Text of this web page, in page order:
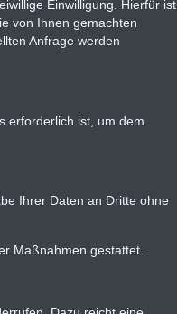
Einwilligung. Hierfür ist
von Ihnen gemachten
Anfrage werden
erforderlich ist, um dem
Ihrer Daten an Dritte ohne
Maßnahmen gestattet.